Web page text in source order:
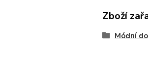
Zboží
Módní